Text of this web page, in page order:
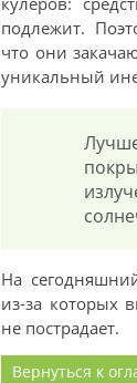
подлежит.
что они
уникальный
На
из-за которых
не пострадает.
Вернуться к